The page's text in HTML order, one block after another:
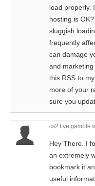
load properly.
hosting is
sluggish
frequently
can damage
and marketing
this RSS to
more of your
sure you
cs2 live gamble
Hey There. I
an extremely
bookmark it
useful